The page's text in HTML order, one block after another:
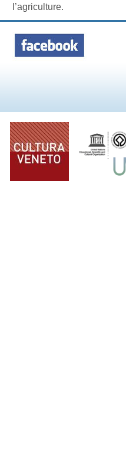
l’agriculture.